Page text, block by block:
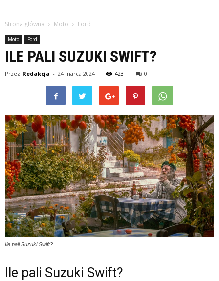
Strona główna Moto Ford
Moto Ford
ILE PALI SUZUKI SWIFT?
Przez Redakcja - 24 marca 2024 423 0
Ile pali Suzuki Swift?
Ile pali Suzuki Swift?